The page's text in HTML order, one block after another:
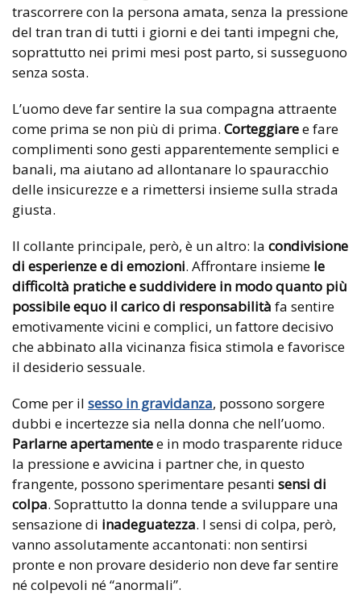
trascorrere con la persona amata, senza la pressione
del tran tran di tutti i giorni e dei tanti impegni che,
soprattutto nei primi mesi post parto, si susseguono
senza sosta.
L’uomo deve far sentire la sua compagna attraente
come prima se non più di prima. Corteggiaree fare
complimenti sono gesti apparentemente semplici e
banali, ma aiutano ad allontanare lo spauracchio
delle insicurezze e a rimettersi insieme sulla strada
giusta.
Il collante principale, però, è un altro: la condivisione
di esperienze e di emozioni. Affrontare insieme le
difficoltà pratiche e suddividere in modo quanto più
possibile equo il carico di responsabilità fa sentire
emotivamente vicini e complici, un fattore decisivo
che abbinato alla vicinanza fisica stimola e favorisce
il desiderio sessuale.
Come per il sesso in gravidanza, possono sorgere
dubbi e incertezze sia nella donna che nell’uomo.
Parlarne apertamentee in modo trasparente riduce
la pressione e avvicina i partner che, in questo
frangente, possono sperimentare pesanti sensi di
colpa. Soprattutto la donna tende a sviluppare una
sensazione di inadeguatezza. I sensi di colpa, però,
vanno assolutamente accantonati: non sentirsi
pronte e non provare desiderio non deve far sentire
né colpevoli né “anormali”.